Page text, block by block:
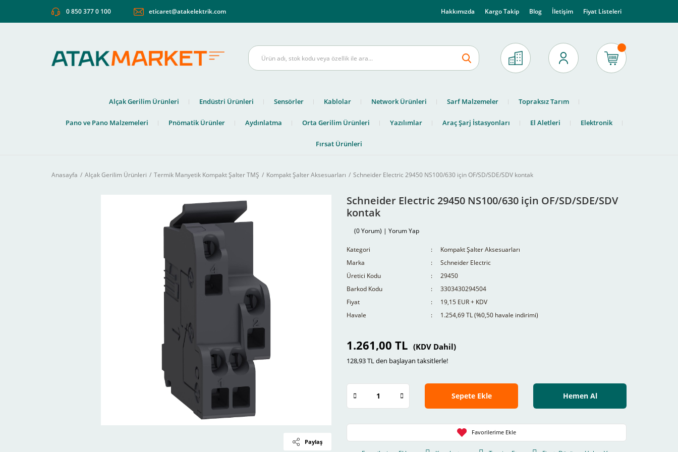
0 850 377 0 100 eticaret@atakelektrik.com Hakkımızda Kargo Takip Blog İletişim Fiyat Listeleri
Alçak Gerilim Ürünleri Endüstri Ürünleri Sensörler Kablolar Network Ürünleri Sarf Malzemeler Topraksız Tarım
Pano ve Pano Malzemeleri Pnömatik Ürünler Aydınlatma Orta Gerilim Ürünleri Yazılımlar Araç Şarj İstasyonları El Aletleri Elektronik
Fırsat Ürünleri
Anasayfa Alçak Gerilim Ürünleri Termik Manyetik Kompakt Şalter TMŞ Kompakt Şalter Aksesuarları Schneider Electric 29450 NS100/630 için OF/SD/SDE/SDV kontak
Paylaş
Schneider Electric 29450 NS100/630 için OF/SD/SDE/SDV
kontak
(0 Yorum) | Yorum Yap
Kategori
Kompakt Şalter Aksesuarları
Marka
Schneider Electric
Üretici Kodu
29450
Barkod Kodu
3303430294504
Fiyat
19,15 EUR + KDV
Havale
1.254,69 TL (%0,50 havale indirimi)
1.261,00 TL (KDV Dahil)
128,93 TL den başlayan taksitlerle!
Sepete Ekle Hemen Al